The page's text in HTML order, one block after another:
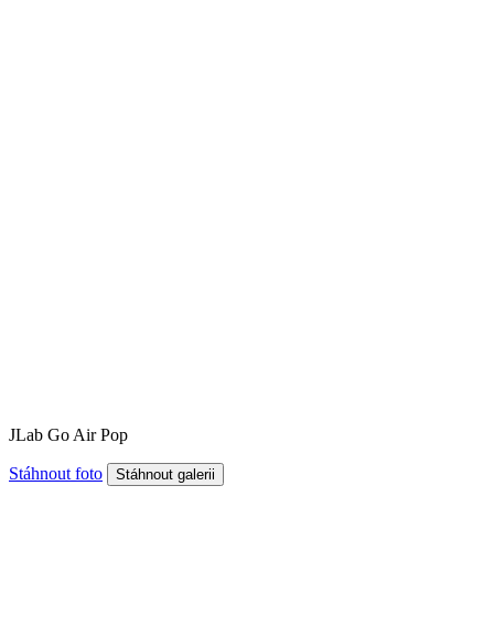
JLab Go Air Pop
Stáhnout foto